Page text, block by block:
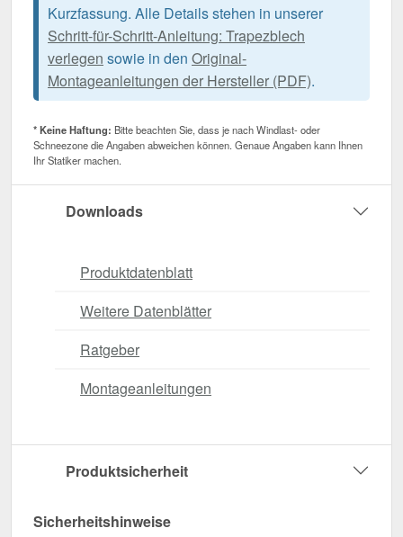
Kurzfassung. Alle Details stehen in unserer
Schritt-für-Schritt-Anleitung: Trapezblech
verlegen sowie in den Original-
Montageanleitungen der Hersteller (PDF).
* Keine Haftung: Bitte beachten Sie, dass je nach Windlast- oder
Schneezone die Angaben abweichen können. Genaue Angaben kann Ihnen
Ihr Statiker machen.
Downloads
Produktdatenblatt
Weitere Datenblätter
Ratgeber
Montageanleitungen
Produktsicherheit
Sicherheitshinweise